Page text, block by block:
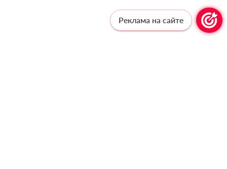
Реклама на сайте